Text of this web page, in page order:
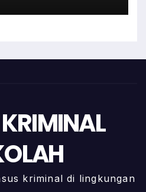
kriminal di lingkungan